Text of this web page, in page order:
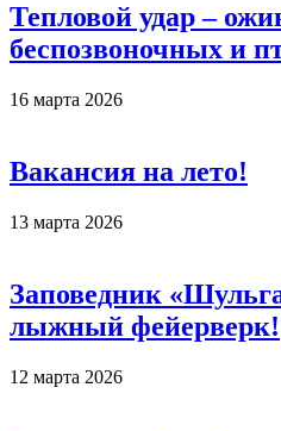
Тепловой удар –
беспозвоночных и
16 марта 2026
Вакансия на лето!
13 марта 2026
Заповедник
лыжный фейерверк!
12 марта 2026